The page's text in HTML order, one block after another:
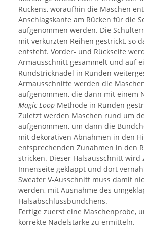
Rückens, woraufhin die Maschen
Anschlagskante am Rücken für die
aufgenommen werden. Die
mit verkürzten Reihen gestrickt, so
entsteht. Vorder- und Rückseite
Armausschnitt gesammelt und auf
Rundstricknadel in Runden
Armausschnitte werden die
aufgenommen, die dann mit einem
Magic Loop Methode in Runden
Zuletzt werden Maschen rund um
aufgenommen, um dann die
mit dekorativen Abnahmen in den
entsprechenden Zunahmen in den
stricken. Dieser Halsausschnitt wird
Innenseite geklappt und dort
Sweater V-Ausschnitt muss damit
werden, mit Ausnahme des
Halsabschlussbündchens.
Fertige zuerst eine Maschenprobe,
korrekte Nadelstärke zu ermitteln.